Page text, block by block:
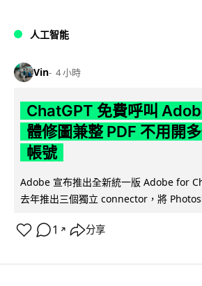
人工智能
Vin 4 小時
ChatGPT 免費呼叫
體修圖兼整 PDF 不用開
帳號
Adobe 宣布推出全新統一版 Adobe for
去年推出三個獨立 connector，將
1 ↗ 分享